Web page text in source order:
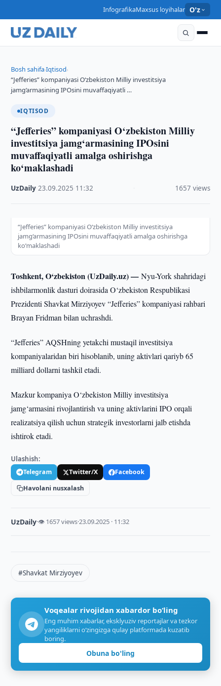
InfografikaMaxsus loyihalar O'z
Bosh sahifa›Iqtisod›
“Jefferies” kompaniyasi O‘zbekiston Milliy investitsiya
jamg‘armasining IPOsini muvaffaqiyatli …
IQTISOD
“Jefferies” kompaniyasi O‘zbekiston Milliy
investitsiya jamg‘armasining IPOsini
muvaffaqiyatli amalga oshirishga
ko‘maklashadi
UzDaily ·23.09.2025 11:32 1657 views
“Jefferies” kompaniyasi O‘zbekiston Milliy investitsiya
jamg‘armasining IPOsini muvaffaqiyatli amalga oshirishga
ko‘maklashadi
Toshkent, O‘zbekiston (UzDaily.uz) —Nyu-York shahridagi
ishbilarmonlik dasturi doirasida O‘zbekiston Respublikasi
Prezidenti Shavkat Mirziyoyev “Jefferies” kompaniyasi rahbari
Brayan Fridman bilan uchrashdi.
“Jefferies” AQSHning yetakchi mustaqil investitsiya
kompaniyalaridan biri hisoblanib, uning aktivlari qariyb 65
milliard dollarni tashkil etadi.
Mazkur kompaniya O‘zbekiston Milliy investitsiya
jamg‘armasini rivojlantirish va uning aktivlarini IPO orqali
realizatsiya qilish uchun strategik investorlarni jalb etishda
ishtirok etadi.
Ulashish:
Telegram Twitter/X
Facebook
Havolani nusxalash
UzDaily·👁 1657 views·23.09.2025 · 11:32
#Shavkat Mirziyoyev
Voqealar rivojidan xabardor bo‘ling
Eng muhim xabarlar, eksklyuziv reportajlar va tezkor
yangiliklarni o‘zingizga qulay platformada kuzatib
boring.
Obuna bo'ling